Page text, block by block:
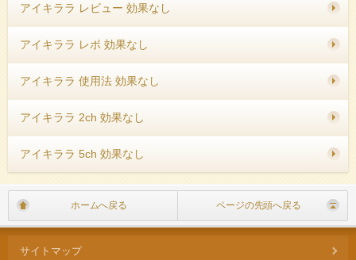
アイキララ レビュー 効果なし
アイキララ レポ 効果なし
アイキララ 使用法 効果なし
アイキララ 2ch 効果なし
アイキララ 5ch 効果なし
ホームへ戻る ページの先頭へ戻る
サイトマップ